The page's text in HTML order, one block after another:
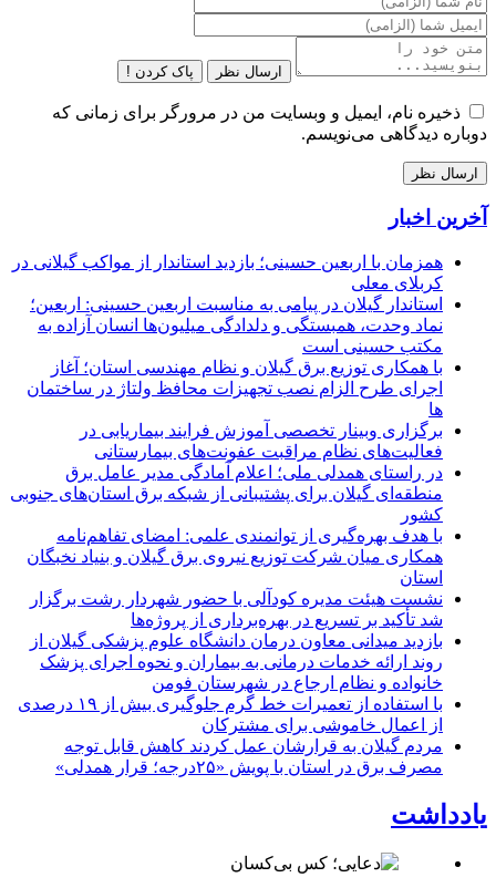
ارسال نظر پاک کردن !
ذخیره نام، ایمیل و وبسایت من در مرورگر برای زمانی که
دوباره دیدگاهی می‌نویسم.
آخرین اخبار
همزمان با اربعین حسینی؛ بازدید استاندار از مواکب گیلانی در
کربلای معلی
استاندار گیلان در پیامی به مناسبت اربعین حسینی: اربعین؛
نماد وحدت، همبستگی و دلدادگی میلیون‌ها انسان آزاده به
مکتب حسینی است
با همکاری توزیع برق گیلان و نظام مهندسی استان؛ آغاز
اجرای طرح الزام نصب تجهیزات محافظ ولتاژ در ساختمان
ها
برگزاری وبینار تخصصی آموزش فرایند بیماریابی در
فعالیت‌های نظام مراقبت عفونت‌های بیمارستانی
در راستای همدلی ملی؛ اعلام آمادگی مدیر عامل برق
منطقه‌ای گیلان برای پشتیبانی از شبكه برق استان‌های جنوبی
كشور
با هدف بهره‌گیری از توانمندی علمی: امضای تفاهم‌نامه
همكاری میان شركت توزیع نیروی برق گیلان و بنیاد نخبگان
استان
نشست هیئت مدیره کودآلی با حضور شهردار رشت برگزار
شد تأکید بر تسریع در بهره‌برداری از پروژه‌ها
بازدید میدانی معاون درمان دانشگاه علوم پزشکی گیلان از
روند ارائه خدمات درمانی به بیماران و نحوه اجرای پزشک
خانواده و نظام ارجاع در شهرستان فومن
با استفاده از تعمیرات خط گرم جلوگیری بیش از ۱۹ درصدی
از اعمال خاموشی برای مشتركان
مردم گیلان به قرارشان عمل کردند كاهش قابل توجه
مصرف برق در استان با پویش «۲۵درجه؛ قرار همدلی»
یادداشت